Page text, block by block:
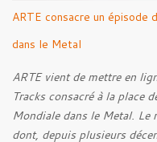
ARTE consacre un épisode
dans le Metal
ARTE vient de mettre en
Tracks consacré à la place
Mondiale dans le Metal. Le
dont, depuis plusieurs